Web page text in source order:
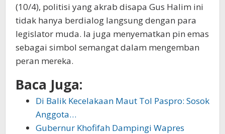
(10/4), politisi yang akrab disapa Gus Halim ini
tidak hanya berdialog langsung dengan para
legislator muda. Ia juga menyematkan pin emas
sebagai simbol semangat dalam mengemban
peran mereka.
Baca Juga:
Di Balik Kecelakaan Maut Tol Paspro: Sosok
Anggota…
Gubernur Khofifah Dampingi Wapres